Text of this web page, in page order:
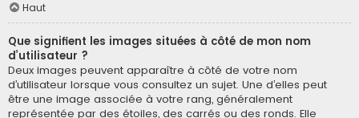
Haut
Que signifient les images situées à côté de mon nom
d’utilisateur ?
Deux images peuvent apparaître à côté de votre nom
d’utilisateur lorsque vous consultez un sujet. Une d’elles peut
être une image associée à votre rang, généralement
représentée par des étoiles, des carrés ou des ronds. Elle